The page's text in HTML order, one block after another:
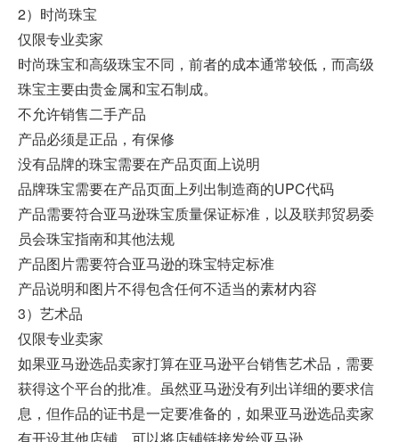
2）时尚珠宝
仅限专业卖家
时尚珠宝和高级珠宝不同，前者的成本通常较低，而高级
珠宝主要由贵金属和宝石制成。
不允许销售二手产品
产品必须是正品，有保修
没有品牌的珠宝需要在产品页面上说明
品牌珠宝需要在产品页面上列出制造商的UPC代码
产品需要符合亚马逊珠宝质量保证标准，以及联邦贸易委
员会珠宝指南和其他法规
产品图片需要符合亚马逊的珠宝特定标准
产品说明和图片不得包含任何不适当的素材内容
3）艺术品
仅限专业卖家
如果亚马逊选品卖家打算在亚马逊平台销售艺术品，需要
获得这个平台的批准。虽然亚马逊没有列出详细的要求信
息，但作品的证书是一定要准备的，如果亚马逊选品卖家
有开设其他店铺，可以将店铺链接发给亚马逊。